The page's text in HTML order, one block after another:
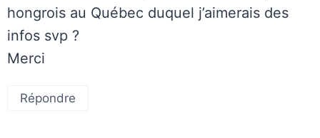
hongrois au Québec duquel j’aimerais des
infos svp ?
Merci
Répondre